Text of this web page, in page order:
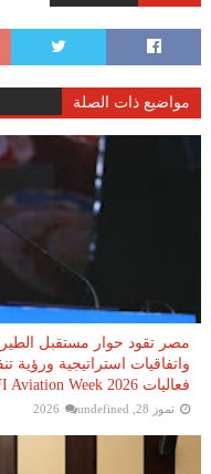
مواضيع ذات الصلة
مصر تقود حوار مستقبل
واتفاقيات استراتيجية ورؤية
فعاليات AFI Aviation Week 2026
تموز 28, 2026 undefined